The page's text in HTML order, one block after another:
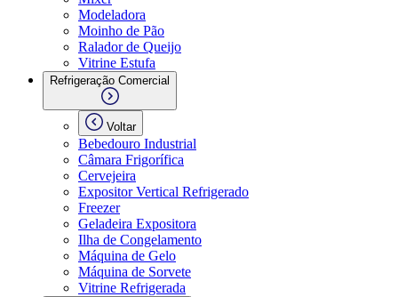
Modeladora
Moinho de Pão
Ralador de Queijo
Vitrine Estufa
Refrigeração Comercial
Voltar
Bebedouro Industrial
Câmara Frigorífica
Cervejeira
Expositor Vertical Refrigerado
Freezer
Geladeira Expositora
Ilha de Congelamento
Máquina de Gelo
Máquina de Sorvete
Vitrine Refrigerada